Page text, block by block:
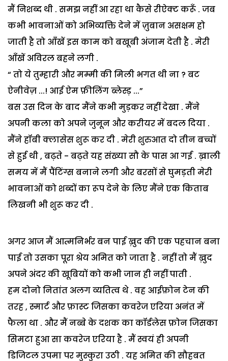
मैं निशब्द थी . समझ नहीं आ रहा था कैसे रीऐक्ट करूँ . जब
कभी भावनाओं को अभिव्यक्ति देने में ज़ुबान असक्षम हो
जाती है तो आँखें इस काम को बखूबी अंजाम देती है . मेरी
आँखें अविरल बहने लगी .
“ तो ये तुम्हारी और मम्मी की मिली भगत थी ना ? बट
ऐनीवेज़ ...! आई ऐम फ़ीलिंग ब्लेस्ड़ ...”
बस उस दिन के बाद मैंने कभी मुड़कर नहीं देखा . मैंने
अपनी कला को अपने जुनून और करीयर में बदल दिया .
मैंने हॉबी क्लासेस शुरू कर दी . मेरी शुरुआत दो तीन बच्चों
से हुई थी , बढ़ते - बढ़ते यह संख्या सौ के पास आ गई . ख़ाली
समय में मैं पैंटिंग्स बनाने लगी और बरसों से घुमड़ती मेरी
भावनाओं को शब्दों का रूप देने के लिए मैंने एक किताब
लिखनी भी शुरू कर दी .
अगर आज मैं आत्मनिर्भर बन पाई ख़ुद की एक पहचान बना
पाई तो उसका पूरा श्रेय अमित को जाता है . नहीं तो मैं ख़ुद
अपने अंदर की खूबियों को कभी जान ही नहीं पाती .
हम दोनो नितांत अलग व्यतित्व थे . वह आईफ़ोन टेन की
तरह , स्मार्ट और फ़ास्ट जिसका कवरेज एरिया अनंत में
फैला था . और मैं नब्बे के दशक का कॉर्डलेस फ़ोन जिसका
सिमटा हुआ सा कवरेज एरिया है . मैं स्वयं ही अपनी
डिजिटल उपमा पर मुस्कुरा उठी . यह अमित की सौहबत